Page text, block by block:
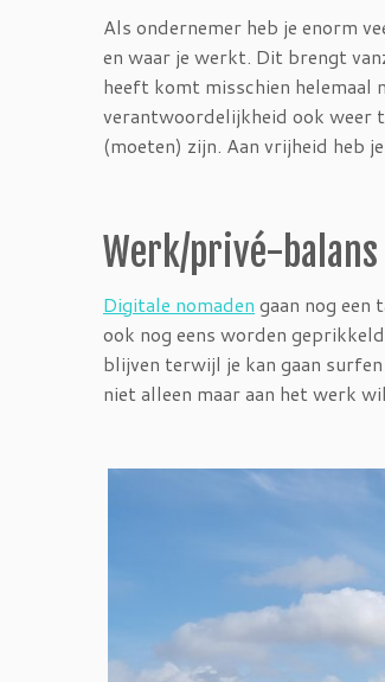
Als ondernemer heb je enorm
en waar je werkt. Dit brengt
heeft komt misschien helemaal
verantwoordelijkheid ook weer
(moeten) zijn. Aan vrijheid heb
Werk/privé-
Digitale nomaden gaan nog
ook nog eens worden
blijven terwijl je kan gaan
niet alleen maar aan het werk